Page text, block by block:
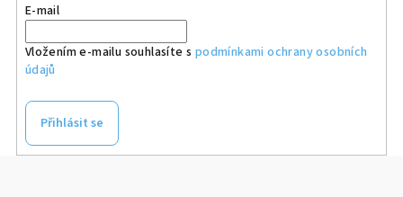
E-mail
Vložením e-mailu souhlasíte s podmínkami ochrany osobních
údajů
Přihlásit se